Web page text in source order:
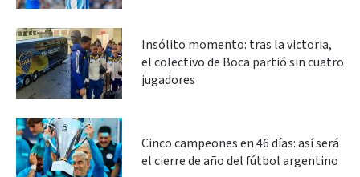
Insólito momento: tras la victoria,
el colectivo de Boca partió sin cuatro
jugadores
Cinco campeones en 46 días: así será
el cierre de año del fútbol argentino